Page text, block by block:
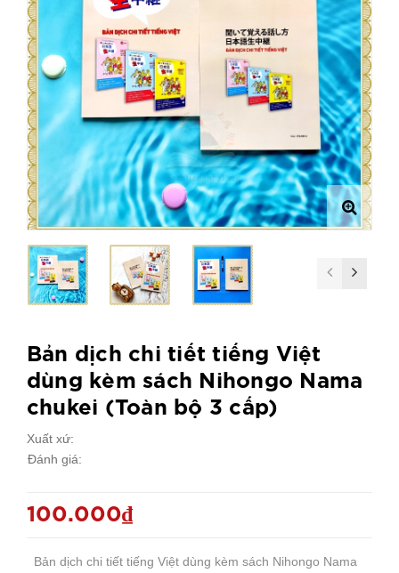
Bản dịch chi tiết tiếng Việt
dùng kèm sách Nihongo Nama
chukei (Toàn bộ 3 cấp)
Xuất xứ:
Đánh giá:
100.000₫
Bản dịch chi tiết tiếng Việt dùng kèm sách Nihongo Nama